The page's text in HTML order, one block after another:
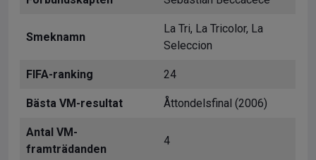
Smeknamn
La Tri, La Tricolor, La
Seleccion
FIFA-ranking 24
Bästa VM-resultat Åttondelsfinal (2006)
Antal VM-
framträdanden
4